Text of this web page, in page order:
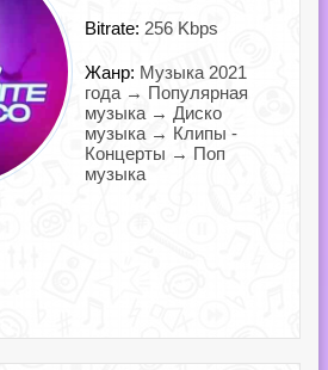
Bitrate: 256 Kbps
Жанр: Музыка 2021
года → Популярная
музыка → Диско
музыка → Клипы -
Концерты → Поп
музыка